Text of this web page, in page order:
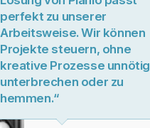
perfekt zu unserer
Arbeitsweise. Wir können
Projekte steuern, ohne
kreative Prozesse
unterbrechen oder zu
hemmen.“